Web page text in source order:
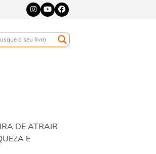
Instagram
YouTubeFacebook
DE ATRAIR
E